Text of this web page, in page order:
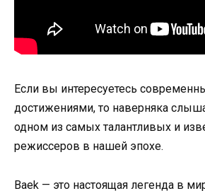
Если вы интересуетесь
достижениями, то наверняка
одном из самых талантливых и
режиссеров в нашей эпохе.
Baek — это настоящая легенда в